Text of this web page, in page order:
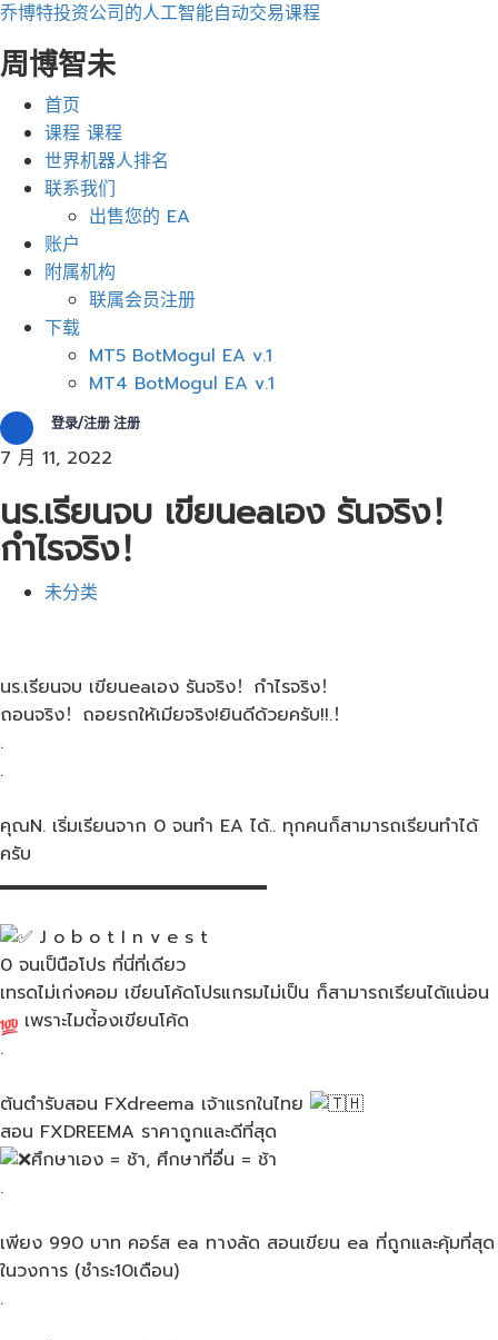
乔博特投资公司的人工智能自动交易课程
周博智未
首页
课程 课程
世界机器人排名
联系我们
出售您的 EA
账户
附属机构
联属会员注册
下载
MT5 BotMogul EA v.1
MT4 BotMogul EA v.1
登录/注册 注册
7 月 11, 2022
นร.เรียนจบ เขียนeaเอง รันจริง！
กำไรจริง！
未分类
นร.เรียนจบ เขียนeaเอง รันจริง！กำไรจริง！
ถอนจริง！ถอยรถให้เมียจริง!ยินดีด้วยครับ!!.！
.
.
คุณ​N. เริ่มเรียนจาก​ 0​ จนทำ EA ได้.. ทุกคนก็สามารถเรียนทำได้
ครับ
▂▂▂▂▂▂▂▂▂▂▂▂▂▂▂
J o b o t I n v e s t
0 จนเป็นือโปร ที่นี่ที่เดียว
เทรดไม่เก่งคอม เขียนโค้ดโปรแกรมไม่เป็น ก็สามารถเรียนได้แน่อน
เพราะไมต่้องเขียนโค้ด
.
ต้นตำรับสอน FXdreema เจ้าแรกในไทย
สอน​ FXDREEMA​ ราคาถูกและดีที่สุด
ศึกษาเอง = ช้า, ศึกษาที่อื่น = ช้า
.
เพียง 990 บาท คอร์ส ea ทางลัด สอนเขียน ea ที่ถูกและคุ้มที่สุด
ในวงการ (ชำระ10เดือน)
.